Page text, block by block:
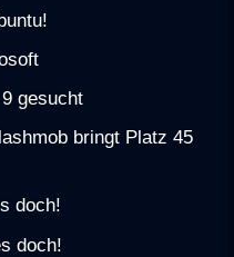
gesucht
bringt Platz 45
doch!
doch!